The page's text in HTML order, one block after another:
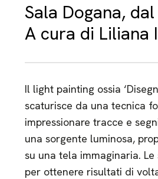
Sala Dogana,
A cura di Liliana
Il light painting ossia
scaturisce da una tecnica
impressionare tracce e
una sorgente luminosa,
su una tela immaginaria.
per ottenere risultati di